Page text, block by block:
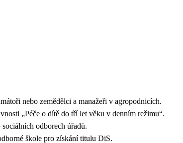
nebo zemědělci a manažeři v agropodnicích.
„Péče o dítě do tří let věku v denním režimu“.
sociálních odborech úřadů.
škole pro získání titulu DiS.